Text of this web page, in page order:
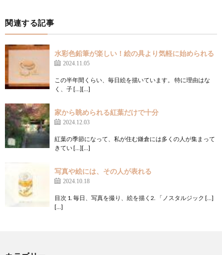
関連する記事
水彩色鉛筆が楽しい！絵の具より気軽に始められる
2024.11.05
この半年間くらい、毎日絵を描いています。 特に理由はな
く、子 […][…]
家から眺められる紅葉だけで十分
2024.12.03
紅葉の季節になって、私が住む鎌倉には多くの人が集まって
きてい […][…]
写真や絵には、その人が表れる
2024.10.18
目次 1. 毎日、写真を撮り、絵を描く2. 「ノスタルジック […]
[…]